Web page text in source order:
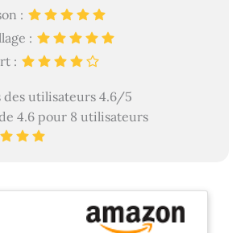
:
:
:
des utilisateurs 4.6/5
4.6 pour 8 utilisateurs